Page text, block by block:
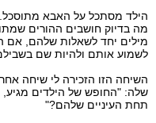
הילד מסתכל על האבא
מה בדיוק חושבים ההורים
מילים יחד לשאלות שלהם, אם
לשמוע אותם ולהיות שם
השיחה הזו הזכירה לי שיחה
שלה: "החופש של הילדים מגיע,
תחת העיניים שלהם?"